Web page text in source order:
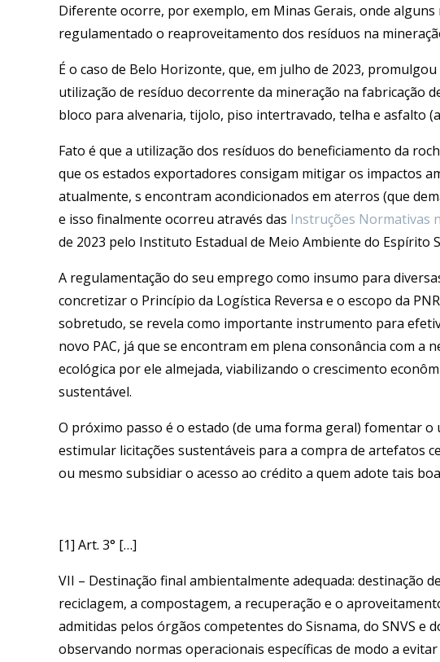
Diferente ocorre, por exemplo, em Minas Gerais, onde
regulamentado o reaproveitamento dos resíduos na
É o caso de Belo Horizonte, que, em julho de 2023,
utilização de resíduo decorrente da mineração na fabricação
bloco para alvenaria, tijolo, piso intertravado, telha e asfalto
Fato é que a utilização dos resíduos do beneficiamento da
que os estados exportadores consigam mitigar os impactos
atualmente, s encontram acondicionados em aterros (que
e isso finalmente ocorreu através das Instruções Normativas
de 2023 pelo Instituto Estadual de Meio Ambiente do Espírito
A regulamentação do seu emprego como insumo para
concretizar o Princípio da Logística Reversa e o escopo da
sobretudo, se revela como importante instrumento para
novo PAC, já que se encontram em plena consonância com a
ecológica por ele almejada, viabilizando o crescimento
sustentável.
O próximo passo é o estado (de uma forma geral) fomentar o
estimular licitações sustentáveis para a compra de artefatos
ou mesmo subsidiar o acesso ao crédito a quem adote tais
[1] Art. 3° […]
VII – Destinação final ambientalmente adequada: destinação
reciclagem, a compostagem, a recuperação e o
admitidas pelos órgãos competentes do Sisnama, do SNVS e
observando normas operacionais específicas de modo a